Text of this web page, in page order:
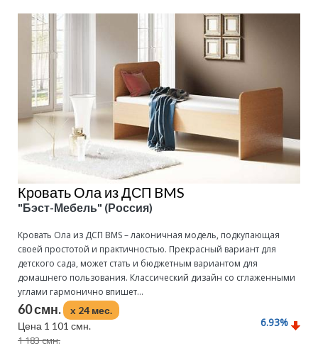
Кровать Ола из ДСП BMS
"Бэст-Мебель" (Россия)
Кровать Ола из ДСП ВMS – лаконичная модель, подкупающая
своей простотой и практичностью. Прекрасный вариант для
детского сада, может стать и бюджетным вариантом для
домашнего пользования. Классический дизайн со сглаженными
углами гармонично впишет...
60 смн.
x 24 мес.
Цена 1 101 смн.
1 183 смн.
6.93%